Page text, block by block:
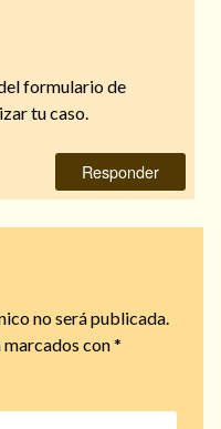
formulario de
tu caso.
Responder
no será publicada.
con*